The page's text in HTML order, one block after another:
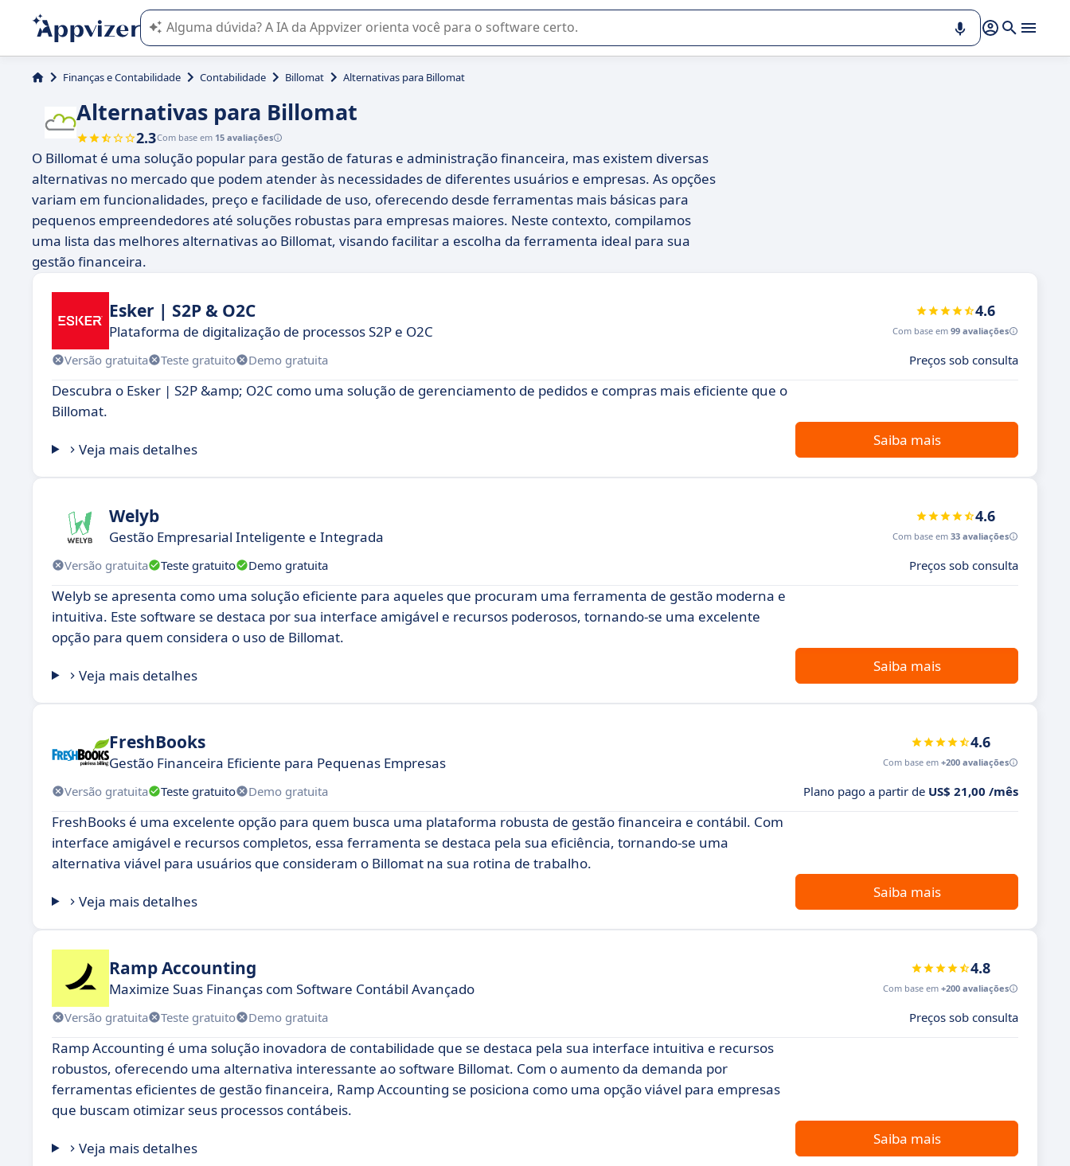
A IA do Appvizer o orienta no uso ou na seleção de software SaaS para sua empresa.
Finanças e Contabilidade Contabilidade Billomat Alternativas para Billomat
Alternativas para Billomat
2.3Com base em 15 avaliações
O Billomat é uma solução popular para gestão de faturas e administração financeira, mas existem diversas
alternativas no mercado que podem atender às necessidades de diferentes usuários e empresas. As opções
variam em funcionalidades, preço e facilidade de uso, oferecendo desde ferramentas mais básicas para
pequenos empreendedores até soluções robustas para empresas maiores. Neste contexto, compilamos
uma lista das melhores alternativas ao Billomat, visando facilitar a escolha da ferramenta ideal para sua
gestão financeira.
Esker | S2P & O2C
Plataforma de digitalização de processos S2P e O2C
4.6
Com base em 99 avaliações
Versão gratuita Teste gratuito Demo gratuita Preços sob consulta
Descubra o Esker | S2P &amp; O2C como uma solução de gerenciamento de pedidos e compras mais eficiente que o
Billomat.
Veja mais detalhes
Saiba mais
Welyb
Gestão Empresarial Inteligente e Integrada
4.6
Com base em 33 avaliações
Versão gratuita Teste gratuito Demo gratuita Preços sob consulta
Welyb se apresenta como uma solução eficiente para aqueles que procuram uma ferramenta de gestão moderna e
intuitiva. Este software se destaca por sua interface amigável e recursos poderosos, tornando-se uma excelente
opção para quem considera o uso de Billomat.
Veja mais detalhes
Saiba mais
FreshBooks
Gestão Financeira Eficiente para Pequenas Empresas
4.6
Com base em +200 avaliações
Versão gratuita Teste gratuito Demo gratuita Plano pago a partir de US$ 21,00 /mês
FreshBooks é uma excelente opção para quem busca uma plataforma robusta de gestão financeira e contábil. Com
interface amigável e recursos completos, essa ferramenta se destaca pela sua eficiência, tornando-se uma
alternativa viável para usuários que consideram o Billomat na sua rotina de trabalho.
Veja mais detalhes
Saiba mais
Ramp Accounting
Maximize Suas Finanças com Software Contábil Avançado
4.8
Com base em +200 avaliações
Versão gratuita Teste gratuito Demo gratuita Preços sob consulta
Ramp Accounting é uma solução inovadora de contabilidade que se destaca pela sua interface intuitiva e recursos
robustos, oferecendo uma alternativa interessante ao software Billomat. Com o aumento da demanda por
ferramentas eficientes de gestão financeira, Ramp Accounting se posiciona como uma opção viável para empresas
que buscam otimizar seus processos contábeis.
Veja mais detalhes
Saiba mais